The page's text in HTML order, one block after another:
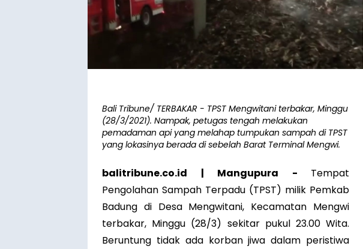
Bali Tribune/ TERBAKAR - TPST Mengwitani terbakar, Minggu
(28/3/2021). Nampak, petugas tengah melakukan
pemadaman api yang melahap tumpukan sampah di TPST
yang lokasinya berada di sebelah Barat Terminal Mengwi.
balitribune.co.id | Mangupura - Tempat
Pengolahan Sampah Terpadu (TPST) milik Pemkab
Badung di Desa Mengwitani, Kecamatan Mengwi
terbakar, Minggu (28/3) sekitar pukul 23.00 Wita.
Beruntung tidak ada korban jiwa dalam peristiwa